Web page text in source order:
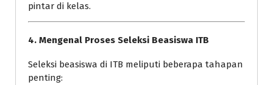
pintar di kelas.
4. Mengenal Proses Seleksi Beasiswa ITB
Seleksi beasiswa di ITB meliputi beberapa tahapan
penting: